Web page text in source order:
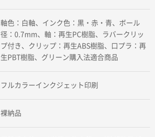
軸色：白軸、インク色：黒・赤・青、ボール
径：0.7mm、軸：再生PC樹脂、ラバークリッ
プ付き、クリップ：再生ABS樹脂、口プラ：再
生PBT樹脂、グリーン購入法適合商品
フルカラーインクジェット印刷
裸納品